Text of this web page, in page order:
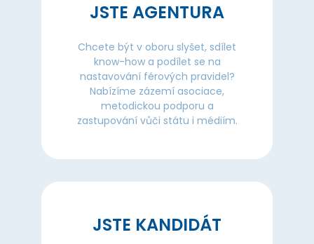
JSTE AGENTURA
Chcete být v oboru slyšet, sdílet
know-how a podílet se na
nastavování férových pravidel?
Nabízíme zázemí asociace,
metodickou podporu a
zastupování vůči státu i médiím.
JSTE KANDIDÁT